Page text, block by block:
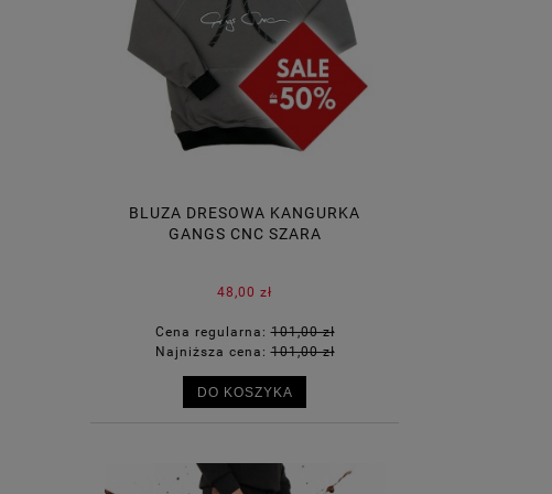
BLUZA DRESOWA KANGURKA
GANGS CNC SZARA
48,00 zł
Cena regularna:101,00 zł
Najniższa cena:101,00 zł
DO KOSZYKA